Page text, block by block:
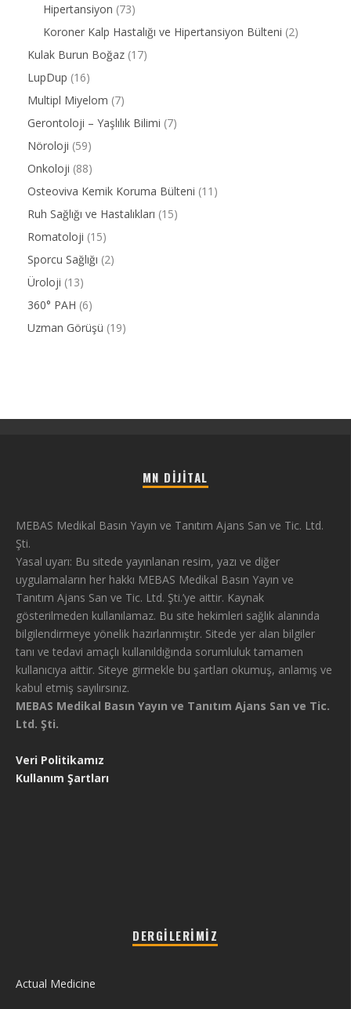
Hipertansiyon (73)
Koroner Kalp Hastalığı ve Hipertansiyon Bülteni (2)
Kulak Burun Boğaz (17)
LupDup (16)
Multipl Miyelom (7)
Gerontoloji – Yaşlılık Bilimi (7)
Nöroloji (59)
Onkoloji (88)
Osteoviva Kemik Koruma Bülteni (11)
Ruh Sağlığı ve Hastalıkları (15)
Romatoloji (15)
Sporcu Sağlığı (2)
Üroloji (13)
360° PAH (6)
Uzman Görüşü (19)
MN DIJITAL
MEBAS Medikal Basın Yayın ve Tanıtım Ajans San ve Tic. Ltd.
Şti.
Yasal uyarı: Bu sitede yayınlanan resim, yazı ve diğer
uygulamaların her hakkı MEBAS Medikal Basın Yayın ve
Tanıtım Ajans San ve Tic. Ltd. Şti.’ye aittir. Kaynak
gösterilmeden kullanılamaz. Bu site hekimleri sağlık alanında
bilgilendirmeye yönelik hazırlanmıştır. Sitede yer alan bilgiler
tanı ve tedavi amaçlı kullanıldığında sorumluluk tamamen
kullanıcıya aittir. Siteye girmekle bu şartları okumuş, anlamış ve
kabul etmiş sayılırsınız.
MEBAS Medikal Basın Yayın ve Tanıtım Ajans San ve Tic.
Ltd. Şti.
Veri Politikamız
Kullanım Şartları
DERGILERIMIZ
Actual Medicine